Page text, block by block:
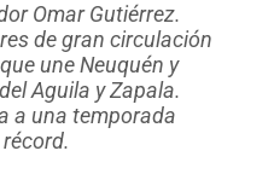
Omar Gutiérrez.
de gran circulación
une Neuquén y
Aguila y Zapala.
a una temporada